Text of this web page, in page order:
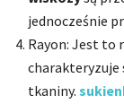
jednocześnie
Rayon: Jest to
charakteryzuje
tkaniny.